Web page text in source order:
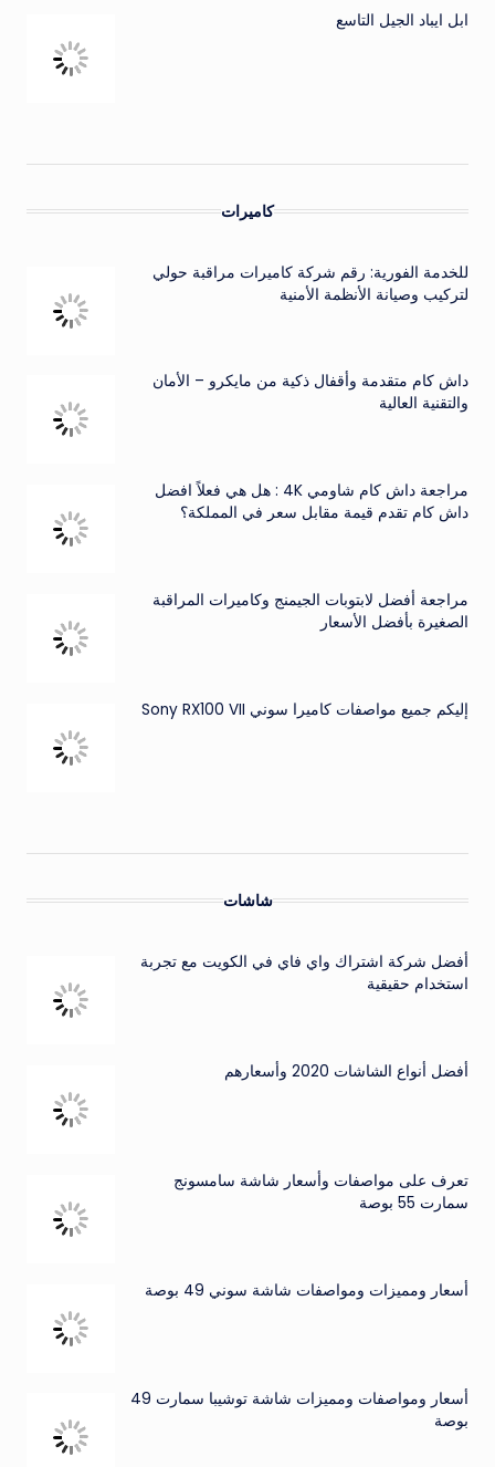
ابل ايباد الجيل التاسع
كاميرات
للخدمة الفورية: رقم شركة كاميرات مراقبة حولي
لتركيب وصيانة الأنظمة الأمنية
داش كام متقدمة وأقفال ذكية من مايكرو – الأمان
والتقنية العالية
مراجعة داش كام شاومي 4K : هل هي فعلاً افضل
داش كام تقدم قيمة مقابل سعر في المملكة؟
مراجعة أفضل لابتوبات الجيمنج وكاميرات المراقبة
الصغيرة بأفضل الأسعار
إليكم جميع مواصفات كاميرا سوني Sony RX100 VII
شاشات
أفضل شركة اشتراك واي فاي في الكويت مع تجربة
استخدام حقيقية
أفضل أنواع الشاشات 2020 وأسعارهم
تعرف على مواصفات وأسعار شاشة سامسونج
سمارت 55 بوصة
أسعار ومميزات ومواصفات شاشة سوني 49 بوصة
أسعار ومواصفات ومميزات شاشة توشيبا سمارت 49
بوصة